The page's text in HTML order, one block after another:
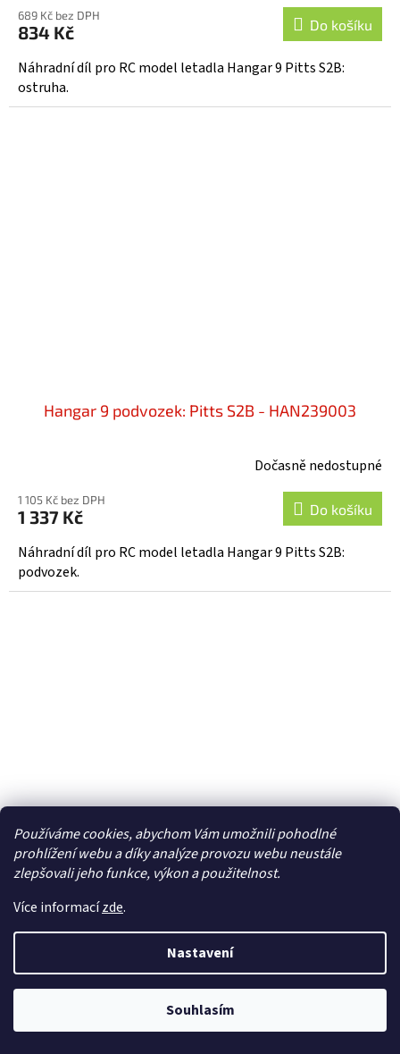
Používáme cookies, abychom Vám umožnili pohodlné
prohlížení webu a díky analýze provozu webu neustále
zlepšovali jeho funkce, výkon a použitelnost.
Více informacízde.
Nastavení
Souhlasím
689 Kč bez DPH
834 Kč Do košíku
Náhradní díl pro RC model letadla Hangar 9 Pitts S2B:
ostruha.
Hangar 9 podvozek: Pitts S2B - HAN239003
Dočasně nedostupné
1 105 Kč bez DPH
1 337 Kč Do košíku
Náhradní díl pro RC model letadla Hangar 9 Pitts S2B:
podvozek.
Do košíku
Náhradní díl pro RC model letadla Hangar 9 Pitts S2B: